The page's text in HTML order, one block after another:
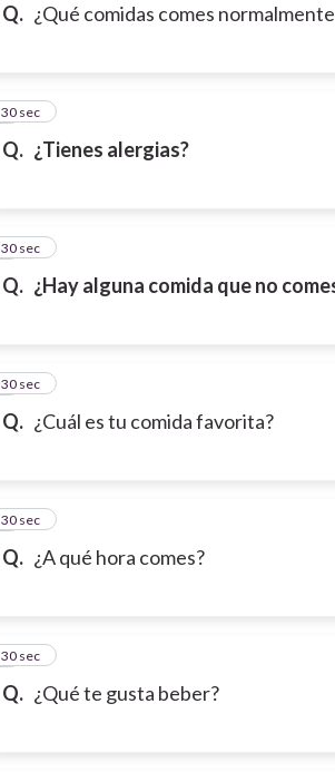
Q. ¿Qué comidas comes
Q. ¿Tienes alergias?
2
30 sec
Q. ¿Hay alguna comida que no
3
30 sec
Q. ¿Cuál es tu comida favorita?
4
30 sec
Q. ¿A qué hora comes?
5
30 sec
Q. ¿Qué te gusta beber?
6
30 sec